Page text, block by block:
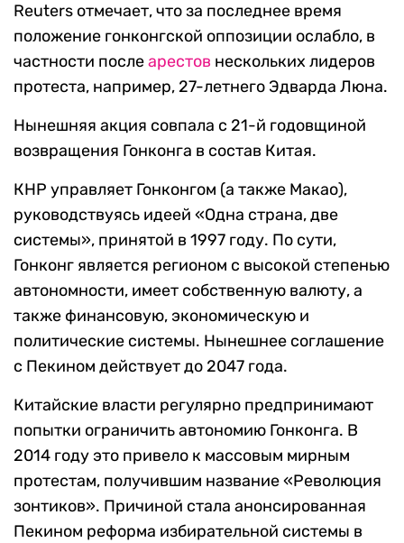
Reuters отмечает, что за последнее время
положение гонконгской оппозиции ослабло, в
частности послеарестов нескольких лидеров
протеста, например, 27-летнего Эдварда Люна.
Нынешняя акция совпала с 21-й годовщиной
возвращения Гонконга в состав Китая.
КНР управляет Гонконгом (а также Макао),
руководствуясь идеей «Одна страна, две
системы», принятой в 1997 году. По сути,
Гонконг является регионом с высокой степенью
автономности, имеет собственную валюту, а
также финансовую, экономическую и
политические системы. Нынешнее соглашение
с Пекином действует до 2047 года.
Китайские власти регулярно предпринимают
попытки ограничить автономию Гонконга. В
2014 году это привело к массовым мирным
протестам, получившим название «Революция
зонтиков». Причиной стала анонсированная
Пекином реформа избирательной системы в